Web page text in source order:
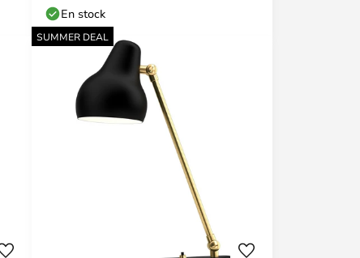
En stock
SUMMER DEAL